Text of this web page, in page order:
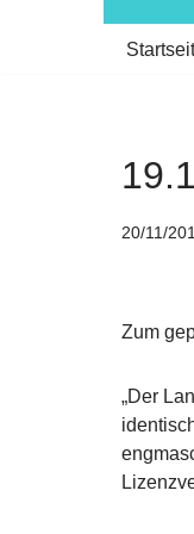
20/11/
Zum
„Der